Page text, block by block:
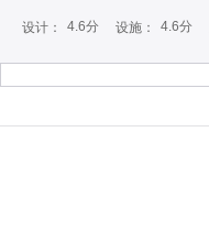
设计： 4.6分 设施： 4.6分